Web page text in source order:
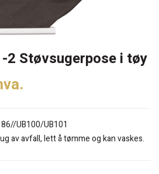
2 Støvsugerpose i tøy
UB100/UB101
av avfall, lett å tømme og kan vaskes.